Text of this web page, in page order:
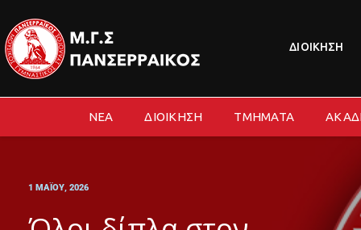
ΔΙΟΙΚΗΣΗ
ΝΕΑ ΔΙΟΙΚΗΣΗ ΤΜΗΜΑΤΑ
1 ΜΑΪΟΥ, 2026